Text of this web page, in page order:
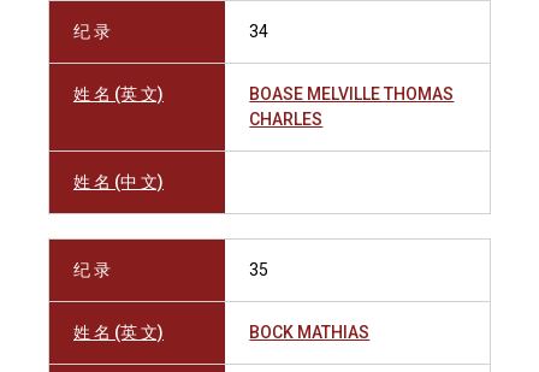
纪 录 34
姓 名 (英 文)
BOASE MELVILLE THOMAS
CHARLES
姓 名 (中 文)
纪 录 35
姓 名 (英 文) BOCK MATHIAS